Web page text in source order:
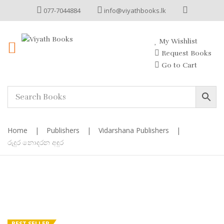
077-7044884 info@viyathbooks.lk
My Wishlist
Request Books
Go to Cart
Home | Publishers | Vidarshana Publishers
|
රුදුර නොදරන අඳුර